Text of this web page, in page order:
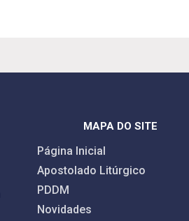
MAPA DO SITE
Página Inicial
Apostolado Litúrgico
PDDM
Novidades